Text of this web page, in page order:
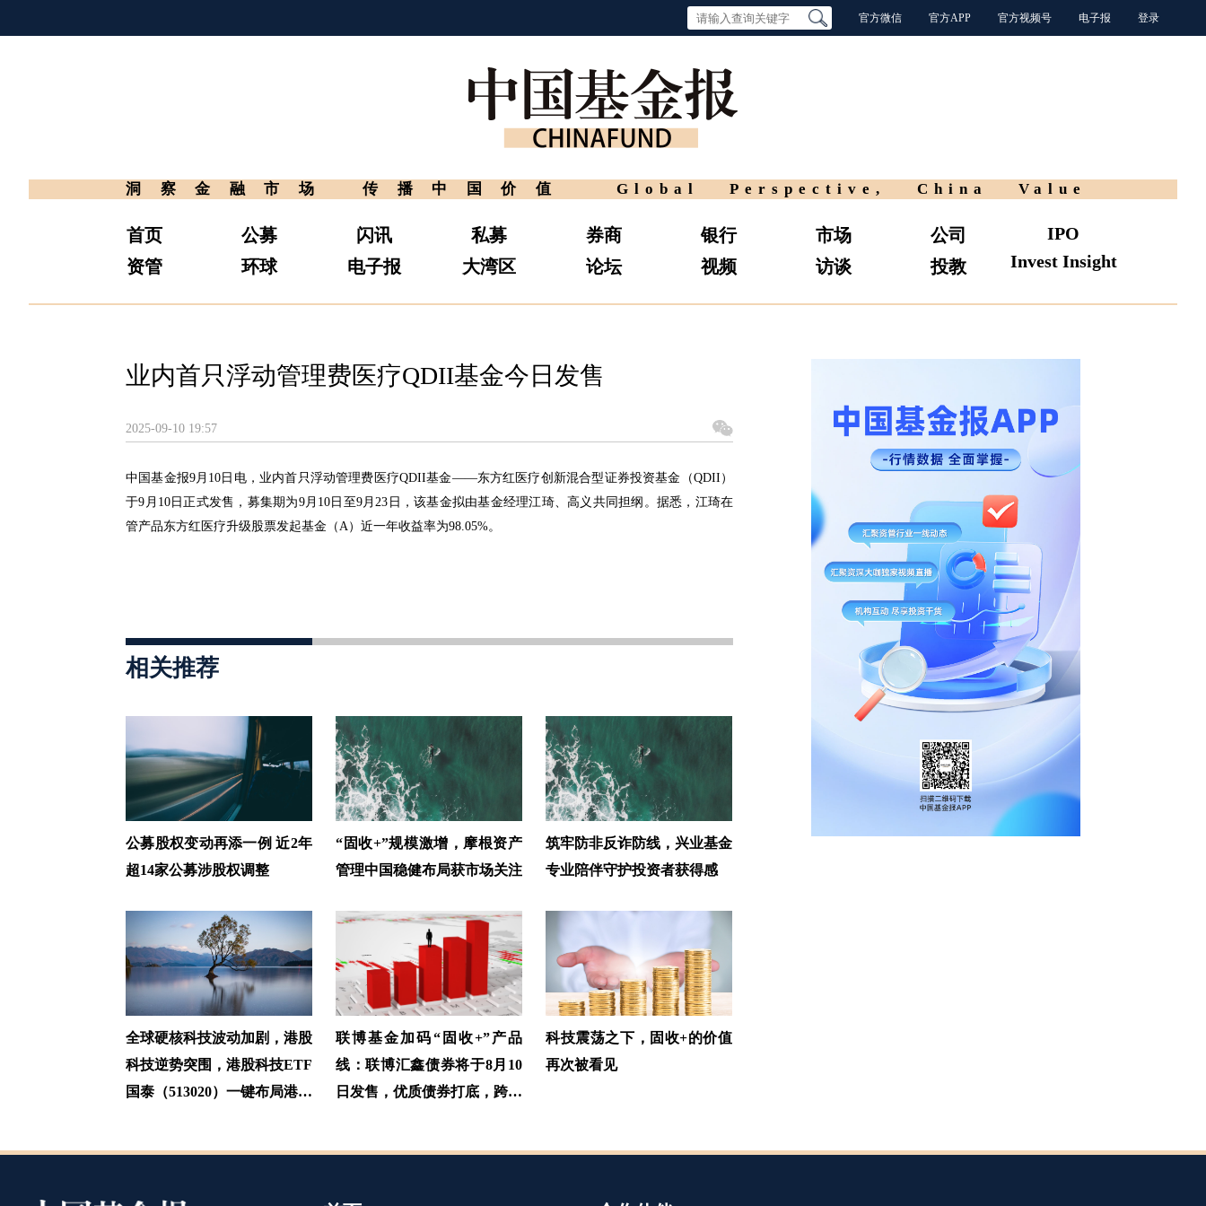
官方微信 官方APP 官方视频号 电子报 登录
洞察金融市场 传播中国价值 Global Perspective, China Value
首页
资管
公募
环球
闪讯
电子报
私募
大湾区
券商
论坛
银行
视频
市场
访谈
公司
投教
IPO
Invest Insight
业内首只浮动管理费医疗QDII基金今日发售
2025-09-10 19:57
中国基金报9月 10 日电，业内首只浮动管理费医疗QDII基金——东方红医疗创新混合型证券投资基金（QDII）
于9月10日正式发售，募集期为9月10日至9月23日，该基金拟由基金经理江琦、高义共同担纲。据悉，江琦在
管产品东方红医疗升级股票发起基金（A）近一年收益率为98.05%。
相关推荐
公募股权变动再添一例 近2年
超14家公募涉股权调整
“固收+”规模激增，摩根资产
管理中国稳健布局获市场关注
筑牢防非反诈防线，兴业基金
专业陪伴守护投资者获得感
全球硬核科技波动加剧，港股
科技逆势突围，港股科技ETF
国泰（513020）一键布局港股
联博基金加码“固收+”产品
线：联博汇鑫债券将于8月10
日发售，优质债券打底，跨市
科技震荡之下，固收+的价值
再次被看见